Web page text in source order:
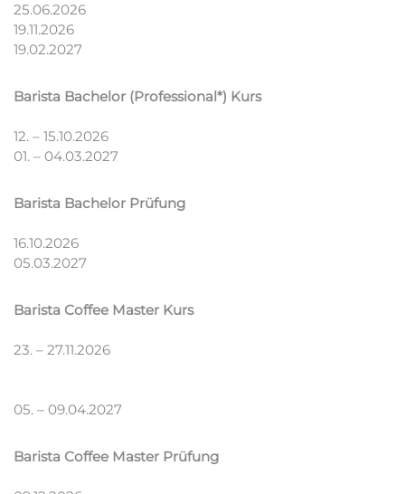
25.06.2026
19.11.2026
19.02.2027
Barista Bachelor (Professional*) Kurs
12. – 15.10.2026
01. – 04.03.2027
Barista Bachelor Prüfung
16.10.2026
05.03.2027
Barista Coffee Master Kurs
23. – 27.11.2026
05. – 09.04.2027
Barista Coffee Master Prüfung